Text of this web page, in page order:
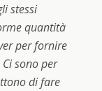
stessi
quantità
per fornire
sono per
di fare